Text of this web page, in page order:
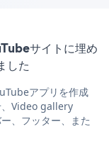
サイトに埋め
した
アプリを作成
、Video gallery
、フッター、また